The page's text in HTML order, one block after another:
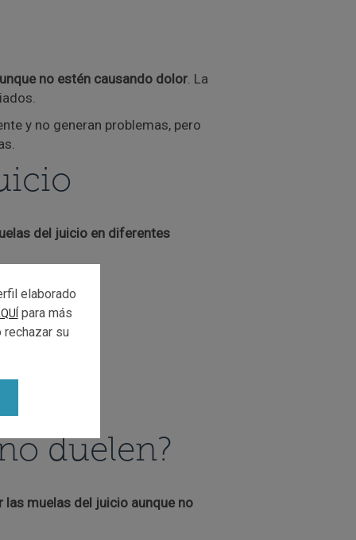
no estén causando dolor. La
y no generan problemas, pero
del juicio en diferentes
duelen?
las muelas del juicio aunque no
elaborado
para más
su